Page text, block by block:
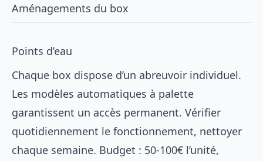
Aménagements du box
Points d’eau
Chaque box dispose d’un abreuvoir individuel.
Les modèles automatiques à palette
garantissent un accès permanent. Vérifier
quotidiennement le fonctionnement, nettoyer
chaque semaine. Budget : 50-100€ l’unité,